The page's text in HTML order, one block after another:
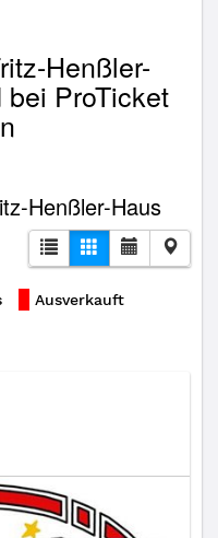
Henßler-
ProTicket
Henßler-Haus
Ausverkauft